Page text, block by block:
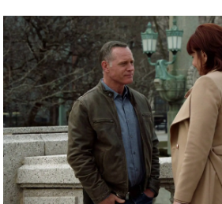
neox
Publicado:25 de mayo de 2023,